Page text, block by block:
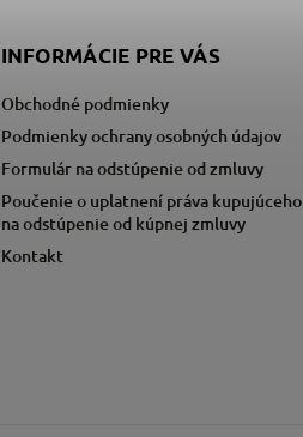
INFORMÁCIE PRE VÁS
Obchodné podmienky
Podmienky ochrany osobných údajov
Formulár na odstúpenie od zmluvy
Poučenie o uplatnení práva kupujúceho
na odstúpenie od kúpnej zmluvy
Kontakt